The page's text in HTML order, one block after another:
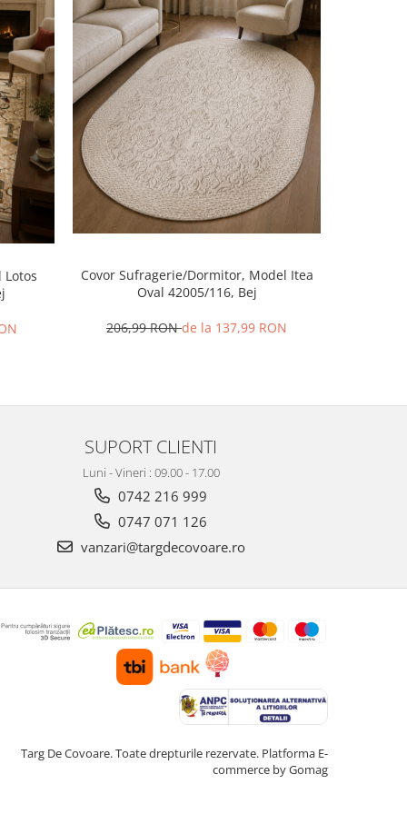
Covor Sufragerie/Dormitor, Model Itea
Oval 42005/116, Bej
206,99 RONde la 137,99 RON
SUPORT CLIENTI
Luni - Vineri : 09.00 - 17.00
0742 216 999
0747 071 126
vanzari@targdecovoare.ro
Targ De Covoare. Toate drepturile rezervate. Platforma E-
commerce by Gomag